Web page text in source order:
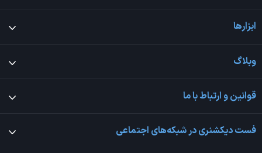
ابزارها
وبلاگ
قوانین و ارتباط با ما
فست دیکشنری در شبکه‌های اجتماعی